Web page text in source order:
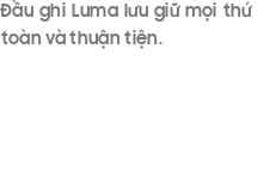
ghi Luma lưu giữ mọi thứ
và thuận tiện.